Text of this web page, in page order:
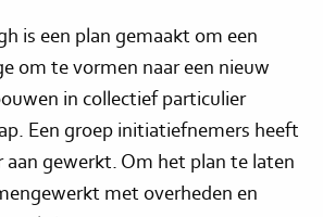
is een plan gemaakt om een
om te vormen naar een nieuw
in collectief particulier
Een groep initiatiefnemers heeft
aan gewerkt. Om het plan te laten
met overheden en